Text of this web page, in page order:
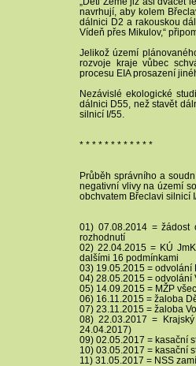
navrhují, aby kolem
dálnici D2 a rakouskou
Vídeň přes Mikulov,“
Jelikož území
rozvoje kraje vůbec
procesu EIA prosazení
Nezávislé ekologické
dálnici D55, než stavět
silnicí I/55.
* * * * * * * * * * * *
Průběh správního a
negativní vlivy na území
obchvatem Břeclavi silnicí
01) 07.08.2014 =
rozhodnutí
02) 22.04.2015 = KÚ
dalšími 16 podmínkami
03) 19.05.2015 = odvolání
04) 28.05.2015 = odvolání
05) 14.09.2015 = MŽP
06) 16.11.2015 = žaloba
07) 23.11.2015 = žaloba
08) 22.03.2017 =
24.04.2017)
09) 02.05.2017 = kasační
10) 03.05.2017 = kasační
11) 31.05.2017 = NSS